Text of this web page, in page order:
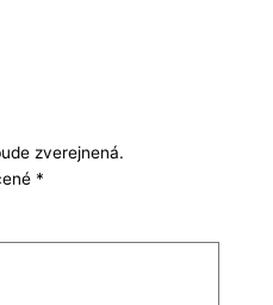
zverejnená.
*